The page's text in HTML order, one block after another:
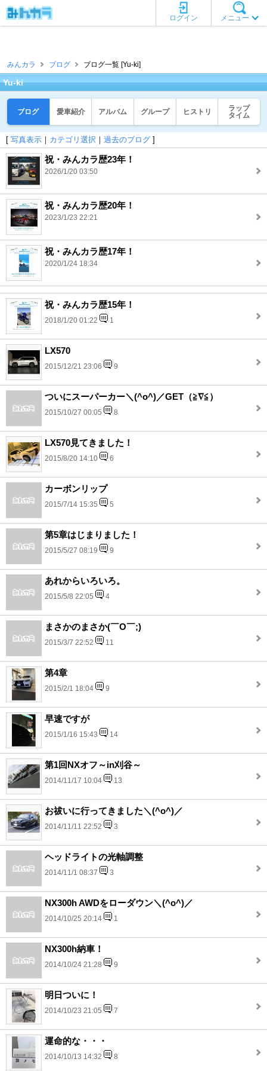
メニュー
ログイン
みんカラ ブログ ブログ一覧 [Yu-ki]
Yu-ki
ブログ 愛車紹介 アルバム グループ ヒストリ
ラップ
タイム
[ 写真表示 ｜ カテゴリ選択 ｜ 過去のブログ ]
祝・みんカラ歴23年！
2026/1/20 03:50
祝・みんカラ歴20年！
2023/1/23 22:21
祝・みんカラ歴17年！
2020/1/24 18:34
祝・みんカラ歴15年！
2018/1/20 01:22 1
LX570
2015/12/21 23:06 9
ついにスーパーカー＼(^o^)／GET（≧∇≦）
2015/10/27 00:05 8
LX570見てきました！
2015/8/20 14:10 6
カーボンリップ
2015/7/14 15:35 5
第5章はじまりました！
2015/5/27 08:19 9
あれからいろいろ。
2015/5/8 22:05 4
まさかのまさか(￣O￣;)
2015/3/7 22:52 11
第4章
2015/2/1 18:04 9
早速ですが
2015/1/16 15:43 14
第1回NXオフ～in刈谷～
2014/11/17 10:04 13
お祓いに行ってきました＼(^o^)／
2014/11/11 22:52 3
ヘッドライトの光軸調整
2014/11/1 08:37 3
NX300h AWDをローダウン＼(^o^)／
2014/10/25 20:14 1
NX300h納車！
2014/10/24 21:28 9
明日ついに！
2014/10/23 21:05 7
運命的な・・・
2014/10/13 14:32 8